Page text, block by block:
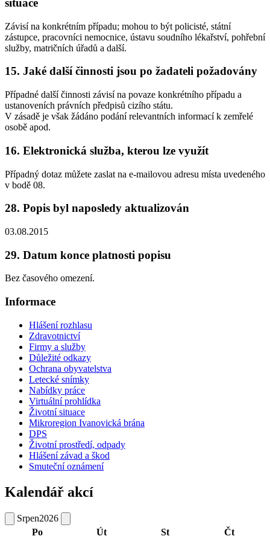
situace
Závisí na konkrétním případu; mohou to být policisté, státní
zástupce, pracovníci nemocnice, ústavu soudního lékařství, pohřební
služby, matričních úřadů a další.
15. Jaké další činnosti jsou po žadateli požadovány
Případné další činnosti závisí na povaze konkrétního případu a
ustanoveních právních předpisů cizího státu.
V zásadě je však žádáno podání relevantních informací k zemřelé
osobě apod.
16. Elektronická služba, kterou lze využít
Případný dotaz můžete zaslat na e-mailovou adresu místa uvedeného
v bodě 08.
28. Popis byl naposledy aktualizován
03.08.2015
29. Datum konce platnosti popisu
Bez časového omezení.
Informace
Hlášení rozhlasu
Zdravotnictví
Firmy a služby
Důležité odkazy
Ochrana obyvatelstva
Letecké snímky
Nabídky práce
Virtuální prohlídka
Životní situace
Mikroregion Ivanovická brána
DPS
Životní prostředí, odpady
Hlášení závad a škod
Smuteční oznámení
Kalendář akcí
Srpen2026
Po
Út St
Čt